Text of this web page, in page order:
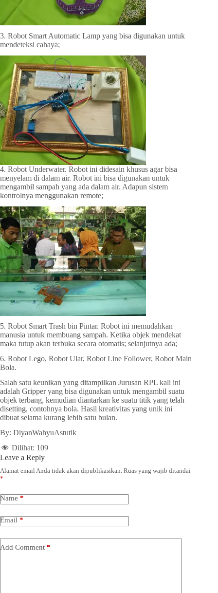
3. Robot Smart Automatic Lamp yang bisa digunakan untuk
mendeteksi cahaya;
4. Robot Underwater. Robot ini didesain khusus agar bisa
menyelam di dalam air. Robot ini bisa digunakan untuk
mengambil sampah yang ada dalam air. Adapun sistem
kontrolnya menggunakan remote;
5. Robot Smart Trash bin Pintar. Robot ini memudahkan
manusia untuk membuang sampah. Ketika objek mendekat
maka tutup akan terbuka secara otomatis; selanjutnya ada;
6. Robot Lego, Robot Ular, Robot Line Follower, Robot Main
Bola.
Salah satu keunikan yang ditampilkan Jurusan RPL kali ini
adalah Gripper yang bisa digunakan untuk mengambil suatu
objek terbang, kemudian diantarkan ke suatu titik yang telah
disetting, contohnya bola. Hasil kreativitas yang unik ini
dibuat selama kurang lebih satu bulan.
By: DiyanWahyuAstutik
Dilihat: 109
Leave a Reply
Alamat email Anda tidak akan dipublikasikan. Ruas yang wajib ditandai
*
Name *
Email *
Add Comment *